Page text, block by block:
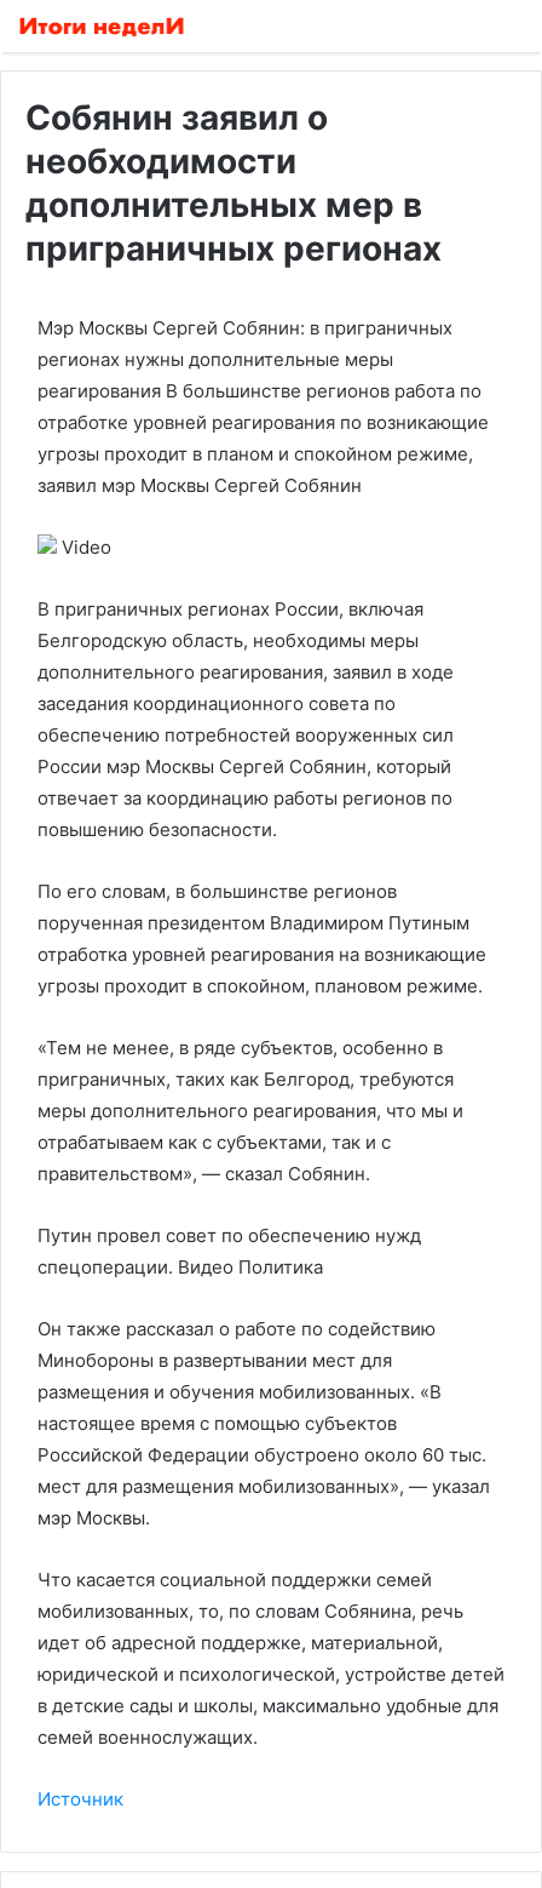
Собянин заявил о
необходимости
дополнительных мер в
приграничных регионах
Мэр Москвы Сергей Собянин: в приграничных
регионах нужны дополнительные меры
реагирования В большинстве регионов работа по
отработке уровней реагирования по возникающие
угрозы проходит в планом и спокойном режиме,
заявил мэр Москвы Сергей Собянин
Video
В приграничных регионах России, включая
Белгородскую область, необходимы меры
дополнительного реагирования, заявил в ходе
заседания координационного совета по
обеспечению потребностей вооруженных сил
России мэр Москвы Сергей Собянин, который
отвечает за координацию работы регионов по
повышению безопасности.
По его словам, в большинстве регионов
порученная президентом Владимиром Путиным
отработка уровней реагирования на возникающие
угрозы проходит в спокойном, плановом режиме.
«Тем не менее, в ряде субъектов, особенно в
приграничных, таких как Белгород, требуются
меры дополнительного реагирования, что мы и
отрабатываем как с субъектами, так и с
правительством», — сказал Собянин.
Путин провел совет по обеспечению нужд
спецоперации. Видео Политика
Он также рассказал о работе по содействию
Минобороны в развертывании мест для
размещения и обучения мобилизованных. «В
настоящее время с помощью субъектов
Российской Федерации обустроено около 60 тыс.
мест для размещения мобилизованных», — указал
мэр Москвы.
Что касается социальной поддержки семей
мобилизованных, то, по словам Собянина, речь
идет об адресной поддержке, материальной,
юридической и психологической, устройстве детей
в детские сады и школы, максимально удобные для
семей военнослужащих.
Источник